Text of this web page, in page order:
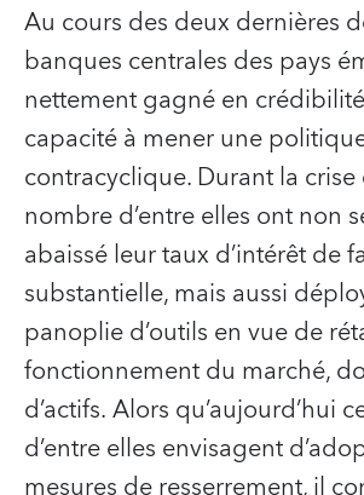
Au cours des deux dernières
banques centrales des pays
nettement gagné en
capacité à mener une
contracyclique. Durant la crise
nombre d’entre elles ont non
abaissé leur taux d’intérêt de
substantielle, mais aussi
panoplie d’outils en vue de
fonctionnement du marché,
d’actifs. Alors qu’aujourd’hui
d’entre elles envisagent